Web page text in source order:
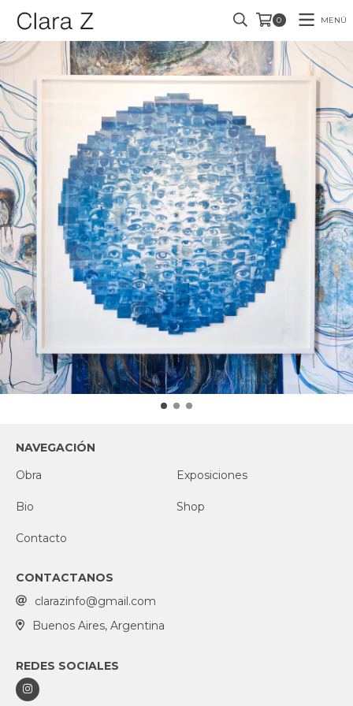
0 MENÚ
NAVEGACIÓN
Obra
Exposiciones
Bio Shop
Contacto
CONTACTANOS
clarazinfo@gmail.com
Buenos Aires, Argentina
REDES SOCIALES